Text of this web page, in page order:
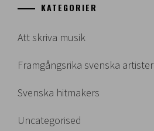
KATEGORIER
Att skriva musik
Framgångsrika svenska artister
Svenska hitmakers
Uncategorised